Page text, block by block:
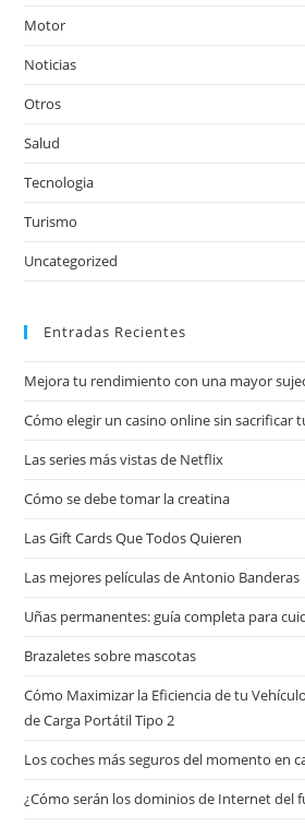
Motor
Noticias
Otros
Salud
Tecnologia
Turismo
Uncategorized
Entradas Recientes
Mejora tu rendimiento con una mayor
Cómo elegir un casino online sin sacrificar
Las series más vistas de Netflix
Cómo se debe tomar la creatina
Las Gift Cards Que Todos Quieren
Las mejores películas de Antonio Banderas
Uñas permanentes: guía completa para
Brazaletes sobre mascotas
Cómo Maximizar la Eficiencia de tu
de Carga Portátil Tipo 2
Los coches más seguros del momento en
¿Cómo serán los dominios de Internet del